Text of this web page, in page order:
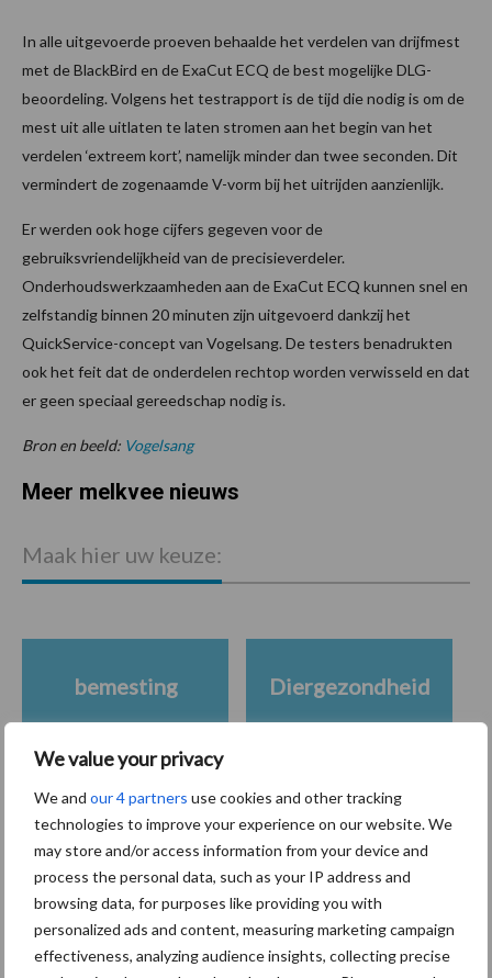
We value your privacy
We and our 4 partners use cookies and other tracking
technologies to improve your experience on our website. We
may store and/or access information from your device and
process the personal data, such as your IP address and
browsing data, for purposes like providing you with
personalized ads and content, measuring marketing campaign
effectiveness, analyzing audience insights, collecting precise
In alle uitgevoerde proeven behaalde het verdelen van drijfmest
met de BlackBird en de ExaCut ECQ de best mogelijke DLG-
beoordeling. Volgens het testrapport is de tijd die nodig is om de
mest uit alle uitlaten te laten stromen aan het begin van het
verdelen ‘extreem kort’, namelijk minder dan twee seconden. Dit
vermindert de zogenaamde V-vorm bij het uitrijden aanzienlijk.
Er werden ook hoge cijfers gegeven voor de
gebruiksvriendelijkheid van de precisieverdeler.
Onderhoudswerkzaamheden aan de ExaCut ECQ kunnen snel en
zelfstandig binnen 20 minuten zijn uitgevoerd dankzij het
QuickService-concept van Vogelsang. De testers benadrukten
ook het feit dat de onderdelen rechtop worden verwisseld en dat
er geen speciaal gereedschap nodig is.
Bron en beeld: Vogelsang
Meer melkvee nieuws
Maak hier uw keuze:
bemesting Diergezondheid
Toon meer
Gerelateerde artikelen sleepvoet